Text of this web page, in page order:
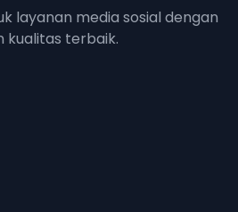
layanan media sosial dengan
kualitas terbaik.